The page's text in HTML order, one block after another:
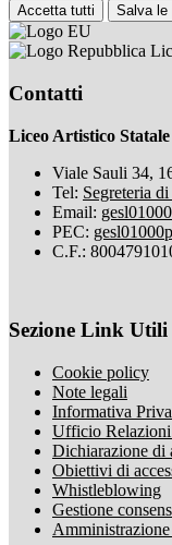
Accetta tutti Salva le
Contatti
Liceo Artistico
Viale Sauli 34,
Tel: Segreteria
Email:
PEC:
C.F.:
Sezione Link Utili
Cookie policy
Note legali
Informativa
Ufficio
Dichiarazione di
Obiettivi di
Whistleblowing
Gestione
Amministrazione